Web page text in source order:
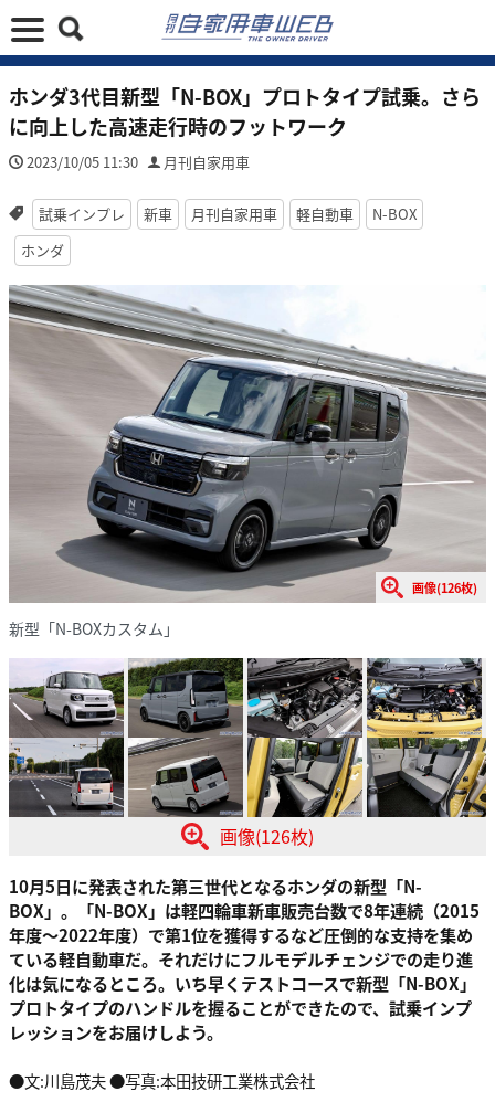
ホンダ3代目新型「N-BOX」プロトタイプ試乗。さら
に向上した高速走行時のフットワーク
2023/10/05 11:30 月刊自家用車
試乗インプレ 新車 月刊自家用車 軽自動車
N-BOX
ホンダ
画像(126枚)
新型「N-BOXカスタム」
画像(126枚)
10月5日に発表された第三世代となるホンダの新型「N-
BOX」。「N-BOX」は軽四輪車新車販売台数で8年連続（2015
年度〜2022年度）で第1位を獲得するなど圧倒的な支持を集め
ている軽自動車だ。それだけにフルモデルチェンジでの走り進
化は気になるところ。いち早くテストコースで新型「N-BOX」
プロトタイプのハンドルを握ることができたので、試乗インプ
レッションをお届けしよう。
●文:川島茂夫 ●写真:本田技研工業株式会社